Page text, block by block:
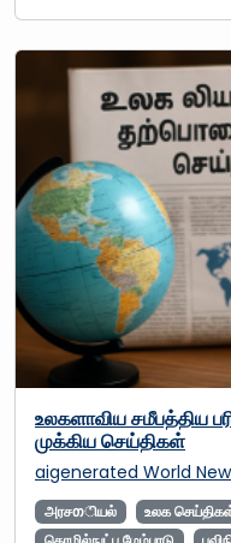
உலகளாவிய சமீபத்திய
முக்கிய செய்திகள்
aigenerated World
அரசთியல் உலக